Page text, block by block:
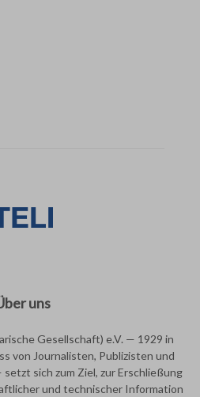
uns
Gesellschaft) e.V. — 1929 in
von Journalisten, Publizisten und
sich zum Ziel, zur Erschließung
und technischer Information